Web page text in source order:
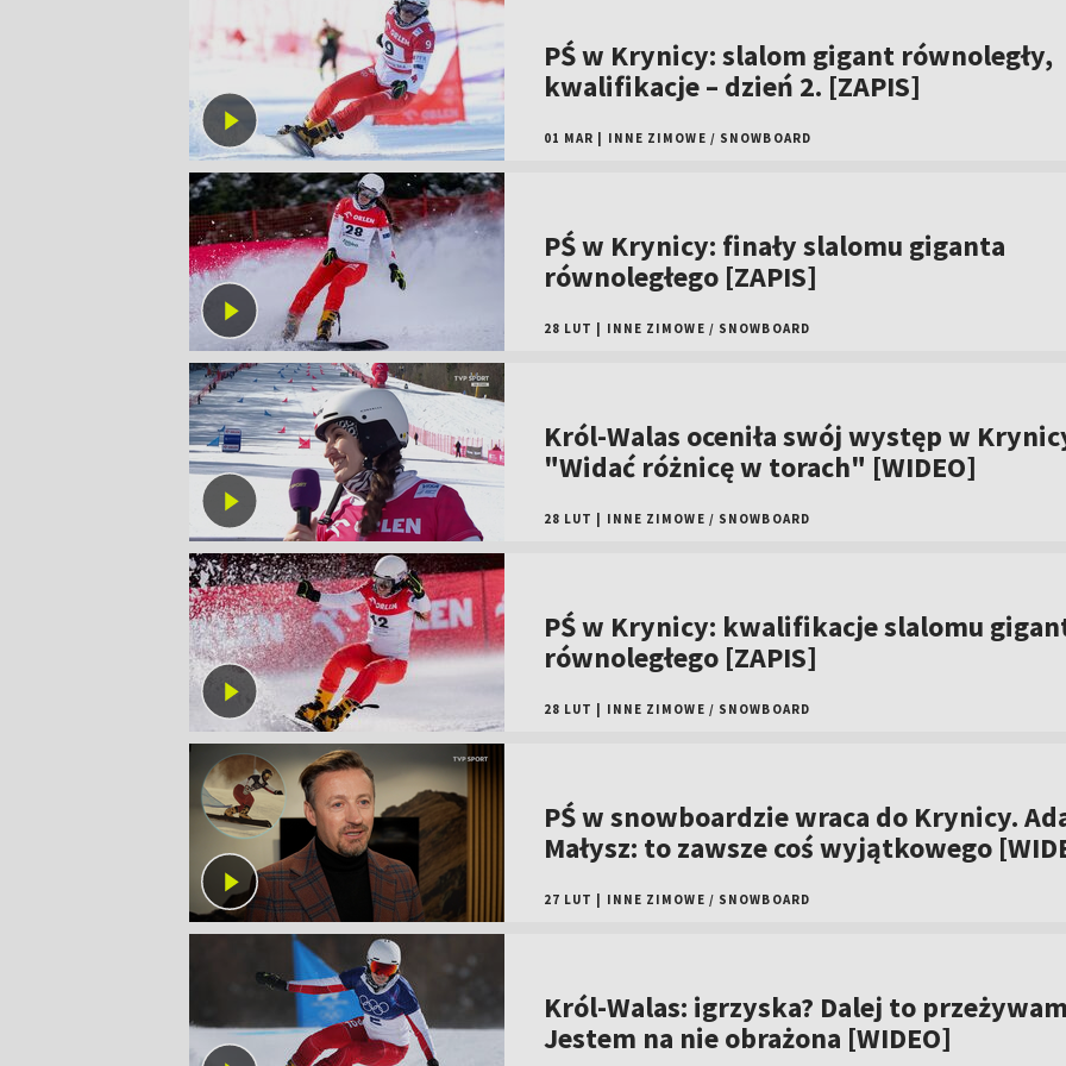
PŚ w Krynicy: slalom gigant równoległy,
kwalifikacje – dzień 2. [ZAPIS]
01 MAR INNE ZIMOWE / SNOWBOARD
PŚ w Krynicy: finały slalomu giganta
równoległego [ZAPIS]
28 LUT INNE ZIMOWE / SNOWBOARD
Król-Walas oceniła swój występ w
"Widać różnicę w torach" [WIDEO]
28 LUT INNE ZIMOWE / SNOWBOARD
PŚ w Krynicy: kwalifikacje slalomu
równoległego [ZAPIS]
28 LUT INNE ZIMOWE / SNOWBOARD
PŚ w snowboardzie wraca do Krynicy.
Małysz: to zawsze coś wyjątkowego
27 LUT INNE ZIMOWE / SNOWBOARD
Król-Walas: igrzyska? Dalej to
Jestem na nie obrażona [WIDEO]